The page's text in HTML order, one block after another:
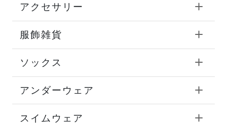
アクセサリー
服飾雑貨
ソックス
アンダーウェア
スイムウェア